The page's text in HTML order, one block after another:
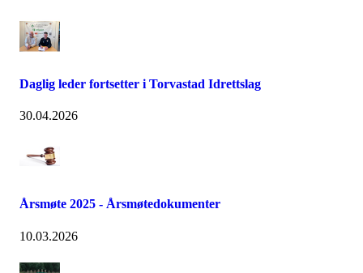
Daglig leder fortsetter i Torvastad Idrettslag
30.04.2026
Årsmøte 2025 - Årsmøtedokumenter
10.03.2026